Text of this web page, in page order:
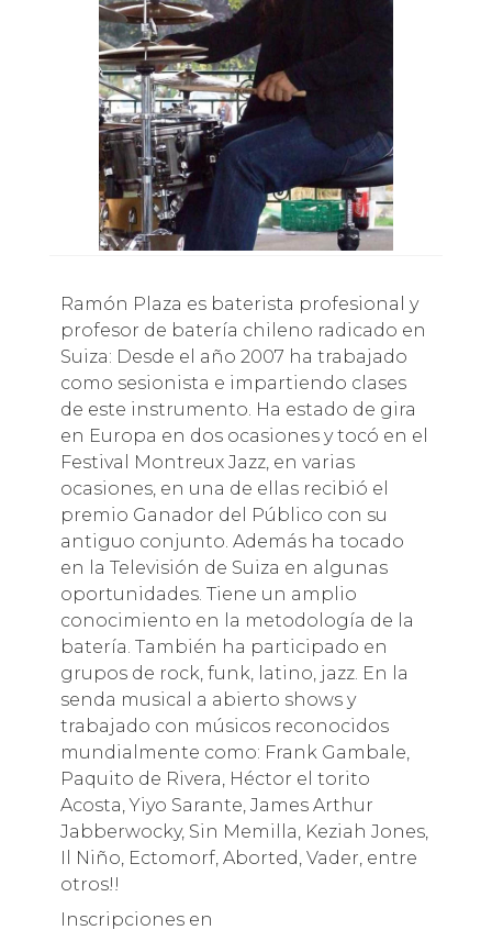
Ramón Plaza es baterista profesional y
profesor de batería chileno radicado en
Suiza: Desde el año 2007 ha trabajado
como sesionista e impartiendo clases
de este instrumento. Ha estado de gira
en Europa en dos ocasiones y tocó en el
Festival Montreux Jazz, en varias
ocasiones, en una de ellas recibió el
premio Ganador del Público con su
antiguo conjunto. Además ha tocado
en la Televisión de Suiza en algunas
oportunidades. Tiene un amplio
conocimiento en la metodología de la
batería. También ha participado en
grupos de rock, funk, latino, jazz. En la
senda musical a abierto shows y
trabajado con músicos reconocidos
mundialmente como: Frank Gambale,
Paquito de Rivera, Héctor el torito
Acosta, Yiyo Sarante, James Arthur
Jabberwocky, Sin Memilla, Keziah Jones,
Il Niño, Ectomorf, Aborted, Vader, entre
otros!!
Inscripciones en